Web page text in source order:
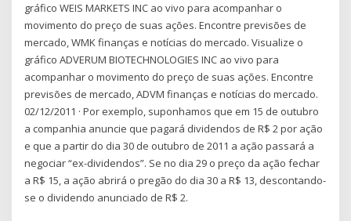
gráfico WEIS MARKETS INC ao vivo para acompanhar o
movimento do preço de suas ações. Encontre previsões de
mercado, WMK finanças e notícias do mercado. Visualize o
gráfico ADVERUM BIOTECHNOLOGIES INC ao vivo para
acompanhar o movimento do preço de suas ações. Encontre
previsões de mercado, ADVM finanças e notícias do mercado.
02/12/2011 · Por exemplo, suponhamos que em 15 de outubro
a companhia anuncie que pagará dividendos de R$ 2 por ação
e que a partir do dia 30 de outubro de 2011 a ação passará a
negociar “ex-dividendos”. Se no dia 29 o preço da ação fechar
a R$ 15, a ação abrirá o pregão do dia 30 a R$ 13, descontando-
se o dividendo anunciado de R$ 2.